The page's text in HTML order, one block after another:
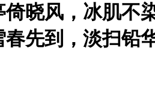
倚晓风，冰肌不
春先到，淡扫铅